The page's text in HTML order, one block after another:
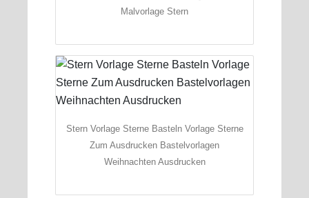
Malvorlage Stern
Stern Vorlage Sterne Basteln Vorlage Sterne
Zum Ausdrucken Bastelvorlagen
Weihnachten Ausdrucken